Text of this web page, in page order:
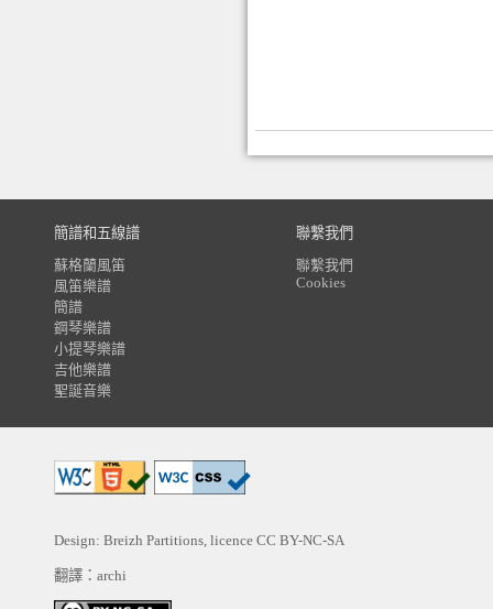
簡譜和五線譜
蘇格蘭風笛
風笛樂譜
簡譜
鋼琴樂譜
小提琴樂譜
吉他樂譜
聖誕音樂
聯繫我們
聯繫我們
Cookies
Design: Breizh Partitions, licence CC BY-NC-SA
翻譯：archi